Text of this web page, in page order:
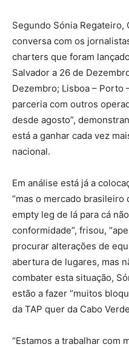
Segundo Sónia Regateiro,
conversa com os
charters que foram
Salvador a 26 de
Dezembro; Lisboa – Porto
parceria com outros
desde agosto”,
está a ganhar cada vez
nacional.
Em análise está já a
“mas o mercado brasileiro
empty leg de lá para cá
conformidade”, frisou,
procurar alterações de
abertura de lugares, mas
combater esta situação,
estão a fazer “muitos
da TAP quer da Cabo
“Estamos a trabalhar com